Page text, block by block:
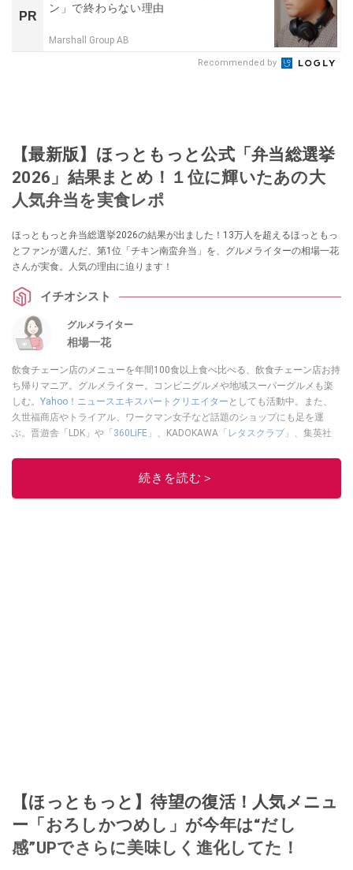
PR
ン」で終わらない理由
Marshall Group AB
Recommended by
【最新版】ほっともっと公式「弁当総選挙
2026」結果まとめ！１位に輝いたあの大
人気弁当を実食レポ
ほっともっと弁当総選挙2026の結果が出ました！13万人を超えるほっともっ
とファンが選んだ、第1位「チキン南蛮弁当」を、グルメライターの相場一花
さんが実食。人気の理由に迫ります！
イチオシスト
グルメライター
相場一花
飲食チェーン店のメニューを年間100食以上食べ比べる、飲食チェーン店お持
ち帰りマニア。グルメライター。コンビニグルメや地域スーパーグルメも楽
しむ。 Yahoo！ニュースエキスパートクリエイター としても活動中。また、
久世福商店やトライアル、ワークマン女子など話題のショップにも足を運
ぶ。晋遊舎「LDK」や 「360LiFE」 、KADOKAWA 「レタスクラブ」 、集英社
ルメライター、食の専門家として出演実績あり。
続きを読む＞
【ほっともっと】待望の復活！人気メニュ
ー「おろしかつめし」が今年は“だし
感”UPでさらに美味しく進化してた！